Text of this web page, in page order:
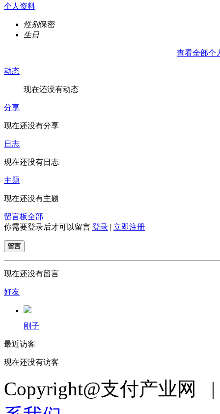
个人资料
性别保密
生日
查看全部个
动态
现在还没有动态
分享
现在还没有分享
日志
现在还没有日志
主题
现在还没有主题
留言板全部
你需要登录后才可以留言 登录 | 立即注册
留言
现在还没有留言
好友
刚子
最近访客
现在还没有访客
Copyright@支付产业